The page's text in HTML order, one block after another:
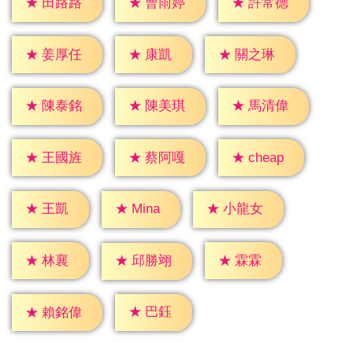
★ 姜厚任 ★ 康凱 ★ 關之琳
★ 陳泰銘 ★ 陳美琪 ★ 馬清偉
★ 王國旌 ★ 蔡阿嘎 ★ cheap
★ 王凱 ★ Mina ★ 小龍女
★ 林襄 ★ 邱勝翊 ★ 霖霖
★ 賴銘偉 ★ 巴鈺